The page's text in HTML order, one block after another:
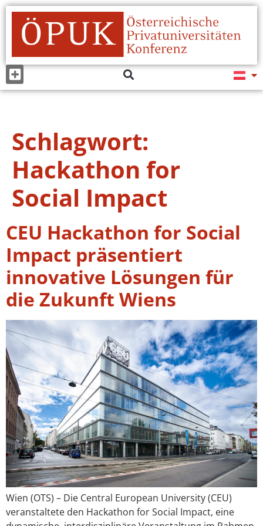
Schlagwort:
Hackathon for
Social Impact
CEU Hackathon for Social
Impact präsentiert
innovative Lösungen für
die Zukunft Wiens
Wien (OTS) – Die Central European University (CEU)
veranstaltete den Hackathon for Social Impact, eine